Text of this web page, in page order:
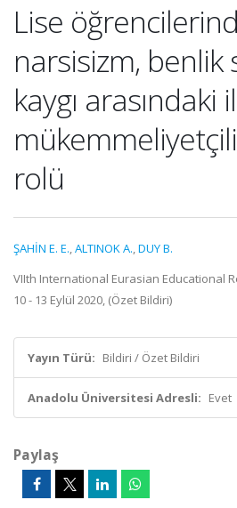
Lise
narsisizm, benlik
kaygı arasındaki
rolü
ŞAHİN E. E.,ALTINOK A.,DUY B.
VIIth International Eurasian Educational
10 - 13 Eylül 2020, (Özet Bildiri)
Yayın Türü: Bildiri / Özet Bildiri
Anadolu Üniversitesi Adresli: Evet
Paylaş